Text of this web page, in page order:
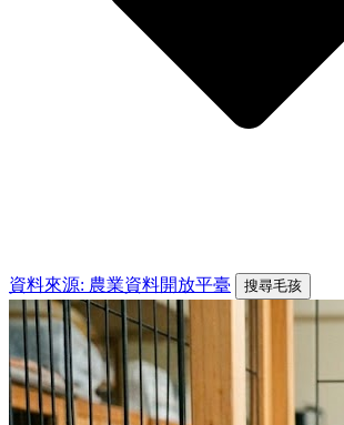
資料來源: 農業資料開放平臺 搜尋毛孩